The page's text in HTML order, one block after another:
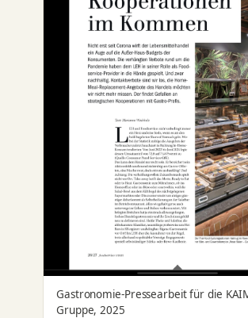
Gastronomie-Pressearbeit für die
Gruppe, 2025